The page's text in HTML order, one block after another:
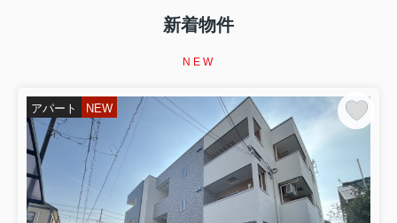
と賃貸住宅は借りられない？ 「生活保護だから無理」と
諦める前に知ってほしいこと 前回の振り返り 第3回で
いてお伝えしました。 高齢だからという理由だけではな
2026.08.02
第2回【イエサポ住まい支援コラム】
【イエサポ住まい支援コラム】第2回 住宅セーフティネ
ット制度とは？ 「住まいに困ったとき、誰が支えてくれ
るの？」 前回の振り返り 第1回では、貝塚市社会福祉協
議会様で行った講演をもとに、 「住まいを失ってからで
新着物件
NEW
アパート NEW